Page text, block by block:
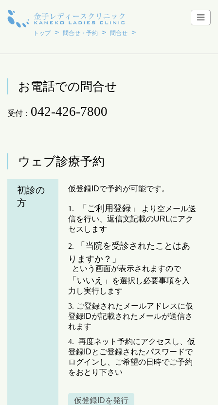
トップ 問合せ・予約 問合せ
お電話での問合せ
受付： 042-426-7800
ウェブ診療予約
初診の
方
仮登録IDで予約が可能です。
1. 「ご利用登録」
より空メール送
信を行い、返信文記載のURLにアク
セスします
2. 「当院を受診されたことはあ
りますか？」
という画面が表示されますので
「いいえ」
を選択し必要事項を入
力し実行します
3. ご登録されたメールアドレスに仮
登録IDが記載されたメールが送信さ
れます
4. 再度ネット予約にアクセスし、仮
登録IDとご登録されたパスワードで
ログインし、ご希望の日時でご予約
をおとり下さい
仮登録IDを発行